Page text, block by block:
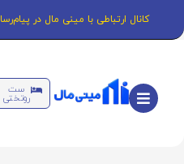
کانال ارتباطی با مینی مال در پیام‌رسان
ست
روتختی